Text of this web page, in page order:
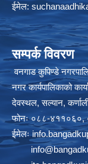
ईमेल:
सम्पर्क विवरण
वनगाड कुपिण्डे
नगर कार्यपालिकाको
देवस्थल, सल्यान,
फोनः ०८८-
ईमेलः